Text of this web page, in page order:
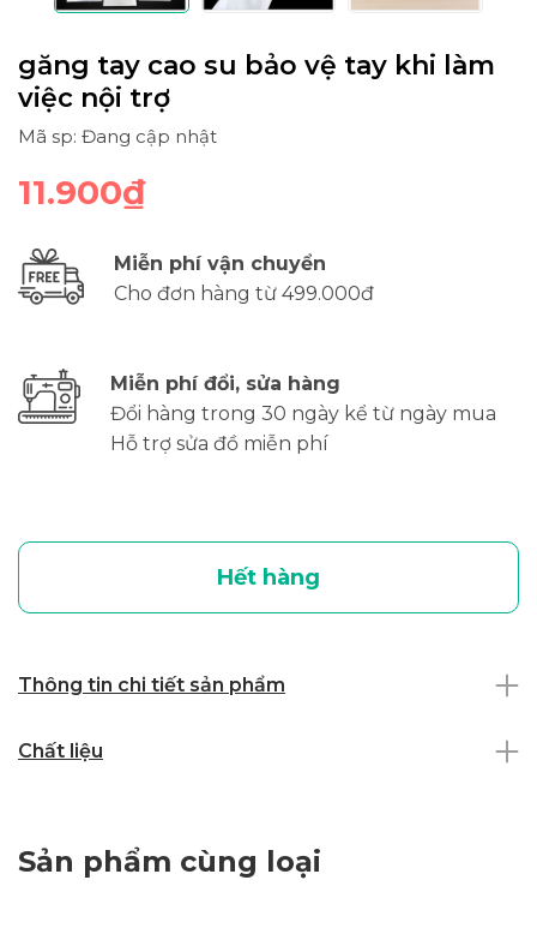
găng tay cao su bảo vệ tay khi làm
việc nội trợ
Mã sp: Đang cập nhật
11.900₫
Miễn phí vận chuyển
Cho đơn hàng từ 499.000đ
Miễn phí đổi, sửa hàng
Đổi hàng trong 30 ngày kể từ ngày mua
Hỗ trợ sửa đồ miễn phí
Hết hàng
Thông tin chi tiết sản phẩm
Chất liệu
Sản phẩm cùng loại